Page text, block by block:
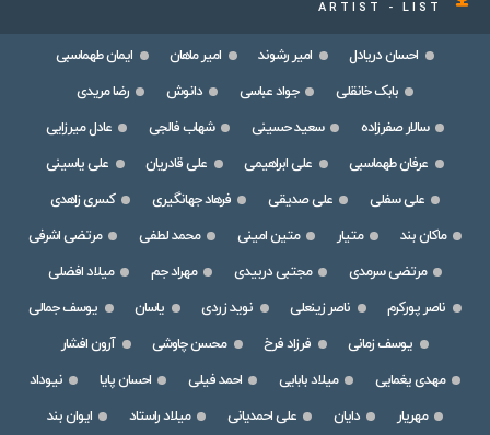
ARTIST - LIST
احسان دریادل امیر رشوند امیر ماهان
ایمان طهماسبی
بابک خانقلی
جواد عباسی دانوش
رضا مریدی
سالار صفرزاده
سعید حسینی شهاب فالجی
عادل میرزایی
عرفان طهماسبی
علی ابراهیمی علی قادریان
علی یاسینی
علی سفلی
علی صدیقی فرهاد جهانگیری
کسری زاهدی
ماکان بند
متیار متین امینی محمد لطفی
مرتضی اشرفی
مرتضی سرمدی
مجتبی دربیدی مهراد جم
میلاد افضلی
ناصر پورکرم
ناصر زینعلی نوید زردی یاسان
یوسف جمالی
یوسف زمانی
فرزاد فرخ محسن چاوشی
آرون افشار
مهدی یغمایی
میلاد بابایی احمد فیلی احسان پایا
نیوداد
مهریار
دایان علی احمدیانی میلاد راستاد
ایوان بند